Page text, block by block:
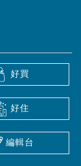
好買
好住
編輯台